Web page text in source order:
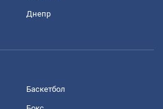
Днепр
Баскетбол